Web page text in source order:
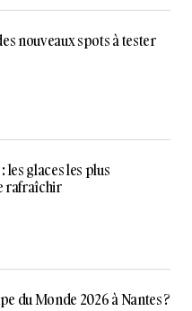
nouveaux spots à tester
les glaces les plus
rafraîchir
du Monde 2026 à Nantes ?